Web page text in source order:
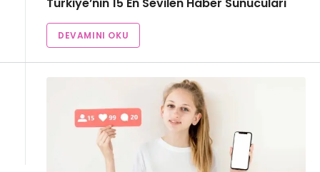
Türkiye’nin 15 En Sevilen Haber Sunucuları
DEVAMINI OKU